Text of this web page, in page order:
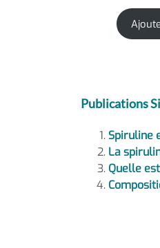
Publications
Spiruline
La
Quelle